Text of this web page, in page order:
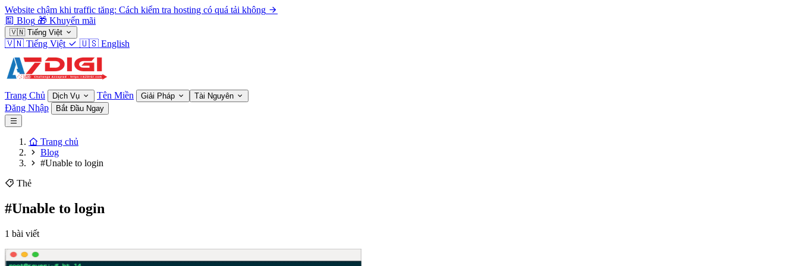
Website chậm khi traffic tăng: Cách kiểm tra hosting có quá tải không
Blog 🎁 Khuyến mãi
🇻🇳 Tiếng Việt
🇻🇳 Tiếng Việt 🇺🇸 English
Trang Chủ Dịch Vụ Tên Miền Giải Pháp Tài Nguyên
Đăng Nhập Bắt Đầu Ngay
Trang chủ
Blog
#Unable to login
Thẻ
#Unable to login
1 bài viết